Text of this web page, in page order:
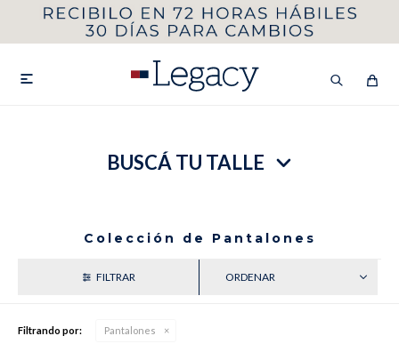

BUSCÁ TU TALLE
Colección de Pantalones
Filtrando por: Pantalones
MI CUENTA